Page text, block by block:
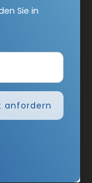
die E-Mail-
Werbung
besser auf
Link in
jederzeit
in unseren
Sie in
anfordern